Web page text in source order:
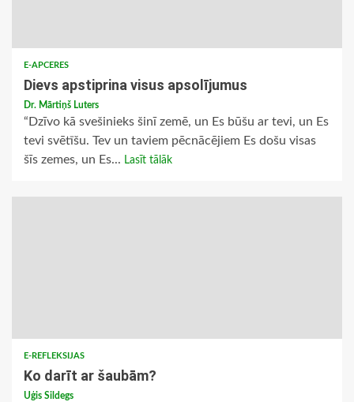
E-APCERES
Dievs apstiprina visus apsolījumus
Dr. Mārtiņš Luters
“Dzīvo kā svešinieks šinī zemē, un Es būšu ar tevi, un Es
tevi svētīšu. Tev un taviem pēcnācējiem Es došu visas
šīs zemes, un Es... Lasīt tālāk
E-REFLEKSIJAS
Ko darīt ar šaubām?
Uģis Sildegs